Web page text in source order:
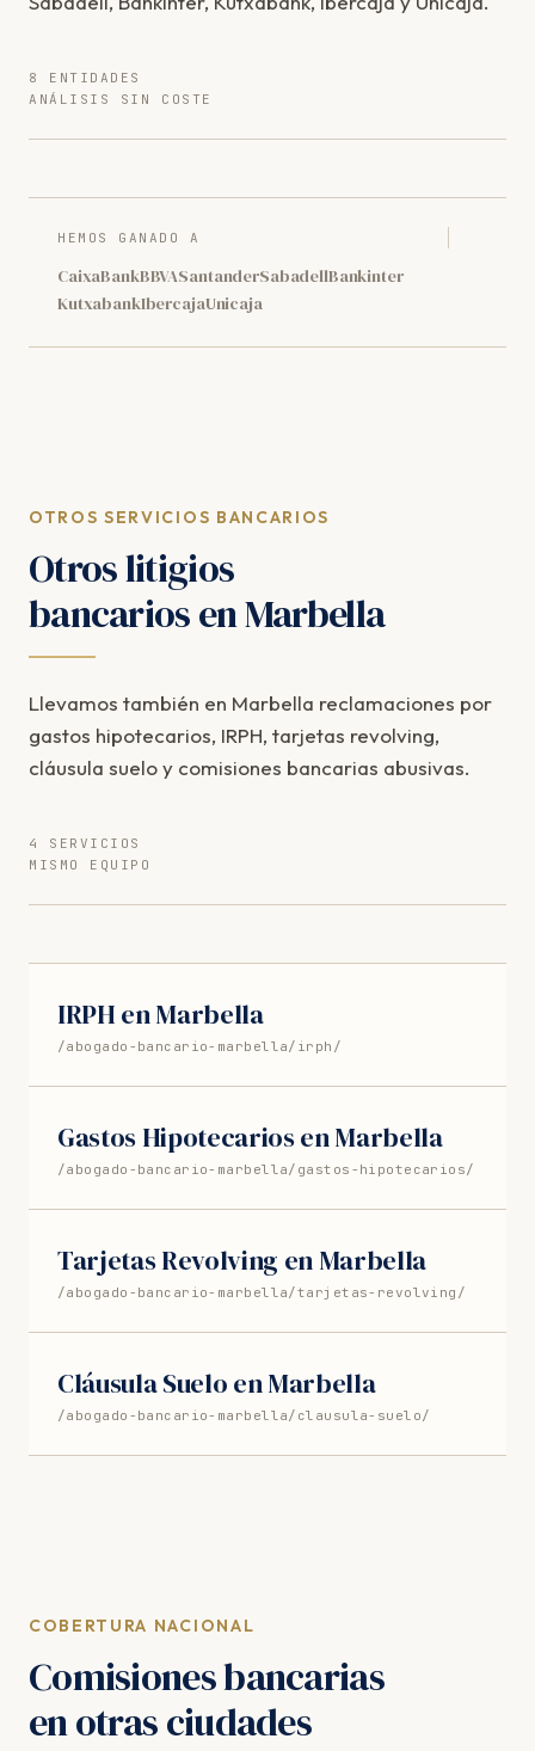
8 ENTIDADES
ANÁLISIS SIN COSTE
HEMOS GANADO A
CaixaBankBBVASantanderSabadellBankinter
KutxabankIbercajaUnicaja
OTROS SERVICIOS BANCARIOS
Otros litigios
bancarios en Marbella
Llevamos también en Marbella reclamaciones por
gastos hipotecarios, IRPH, tarjetas revolving,
cláusula suelo y comisiones bancarias abusivas.
4 SERVICIOS
MISMO EQUIPO
IRPH en Marbella
/abogado-bancario-marbella/irph/
Gastos Hipotecarios en Marbella
/abogado-bancario-marbella/gastos-hipotecarios/
Tarjetas Revolving en Marbella
/abogado-bancario-marbella/tarjetas-revolving/
Cláusula Suelo en Marbella
/abogado-bancario-marbella/clausula-suelo/
COBERTURA NACIONAL
Comisiones bancarias
en otras ciudades